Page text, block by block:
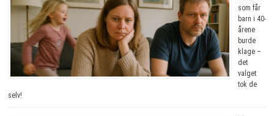
som får
barn i 40-
årene
burde
klage –
det
valget
tok de
selv!